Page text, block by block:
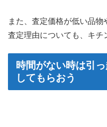
また、査定価格が低い品物
査定理由についても、キチ
時間がない時は引
してもらおう